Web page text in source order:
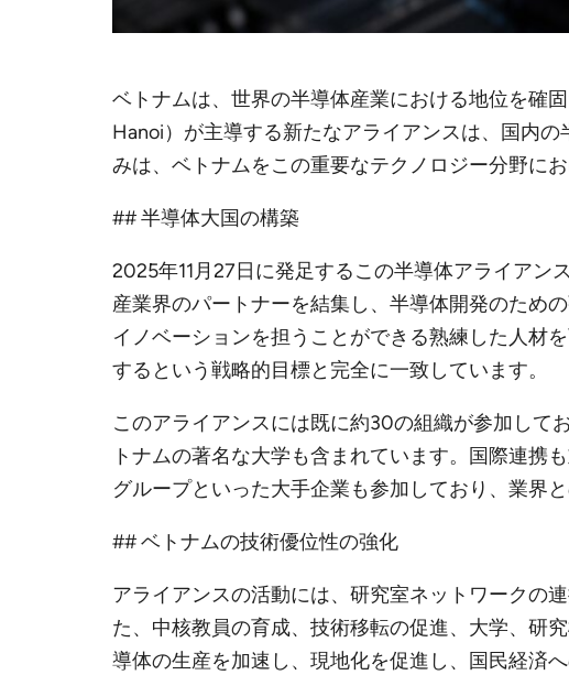
ベトナムは、世界の半導体産業における地位を確
Hanoi）が主導する新たなアライアンスは、国内
みは、ベトナムをこの重要なテクノロジー分野に
## 半導体大国の構築
2025年11月27日に発足するこの半導体アライア
産業界のパートナーを結集し、半導体開発のため
イノベーションを担うことができる熟練した人材
するという戦略的目標と完全に一致しています。
このアライアンスには既に約30の組織が参加して
トナムの著名な大学も含まれています。国際連携
グループといった大手企業も参加しており、業界
## ベトナムの技術優位性の強化
アライアンスの活動には、研究室ネットワークの
た、中核教員の育成、技術移転の促進、大学、研
導体の生産を加速し、現地化を促進し、国民経済